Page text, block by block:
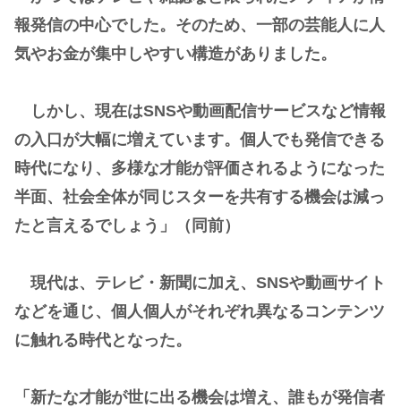
報発信の中心でした。そのため、一部の芸能人に人
気やお金が集中しやすい構造がありました。
しかし、現在はSNSや動画配信サービスなど情報
の入口が大幅に増えています。個人でも発信できる
時代になり、多様な才能が評価されるようになった
半面、社会全体が同じスターを共有する機会は減っ
たと言えるでしょう」（同前）
現代は、テレビ・新聞に加え、SNSや動画サイト
などを通じ、個人個人がそれぞれ異なるコンテンツ
に触れる時代となった。
「新たな才能が世に出る機会は増え、誰もが発信者